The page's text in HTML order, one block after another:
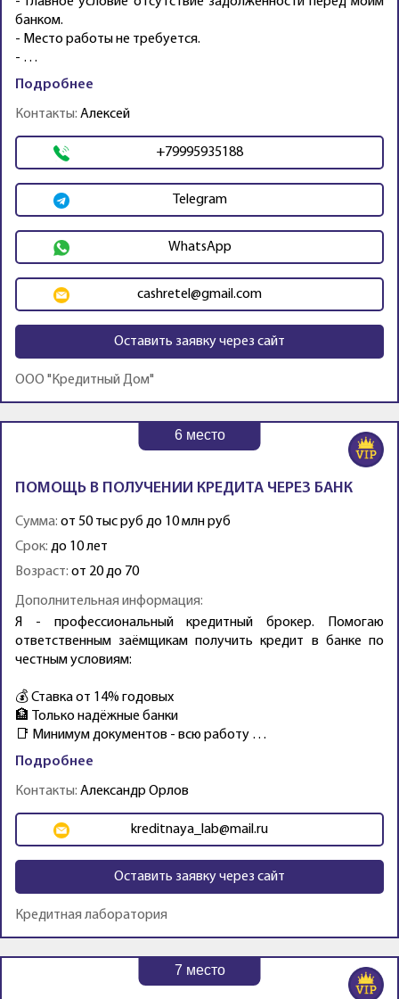
банком.
- Место работы не требуется.
- …
Подробнее
Контакты: Алексей
+79995935188
Telegram
WhatsApp
cashretel@gmail.com
Оставить заявку через сайт
ООО "Кредитный Дом"
6место
ПОМОЩЬ В ПОЛУЧЕНИИ КРЕДИТА ЧЕРЕЗ БАНК
Сумма: от 50 тыс руб до 10 млн руб
Срок: до 10 лет
Возраст: от 20 до 70
Дополнительная информация:
Я - профессиональный кредитный брокер. Помогаю
ответственным заёмщикам получить кредит в банке по
честным условиям:
💰 Ставка от 14% годовых
🏦 Только надёжные банки
📑 Минимум документов - всю работу …
Подробнее
Контакты: Александр Орлов
kreditnaya_lab@mail.ru
Оставить заявку через сайт
Кредитная лаборатория
7 место